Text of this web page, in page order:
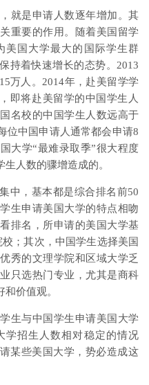
就是申请人数逐年增加。其
重要的作用。随着美国留学
美国大学最大的国际学生群
持着快速增长的态势。2013
万人。2014年，赴美留学学
即将赴美留学的中国学生人
名校的中国学生人数远高于
位中国申请人通常都会申请8
大学“最难录取季”很大程度
生人数的骤增造成的。​
中，基本都是综合排名前50
生申请美国大学的特点相吻
排名，所申请的美国大学基
；其次，中国学生选择美国
秀的文理学院和区域大学乏
只选热门专业，尤其是商科
价值观。​
生与中国学生申请美国大学
学招生人数相对稳定的情况
某些美国大学，势必造成这